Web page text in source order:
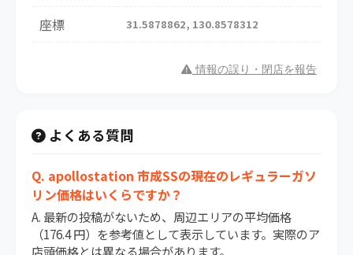
座標
31.5878862, 130.8578312
情報の誤り・閉店を報告
よくある質問
Q. apollostation 市成SSの現在のレギュラーガソ
リン価格はいくらですか？
A. 最新の投稿がないため、周辺エリアの平均価格
（176.4 円）を参考値として表示しています。実際のア
店頭価格とは異なる場合があります。